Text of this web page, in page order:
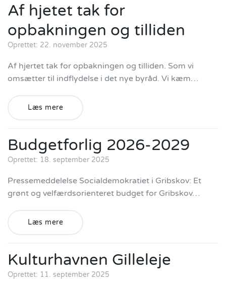
Af hjetet tak for
opbakningen og tilliden
Oprettet: 22. november 2025
Af hjertet tak for opbakningen og tilliden. Som vi
omsætter til indflydelse i det nye byråd. Vi kæm…
Læs mere
Budgetforlig 2026-2029
Oprettet: 18. september 2025
Pressemeddelelse Socialdemokratiet i Gribskov: Et
grønt og velfærdsorienteret budget for Gribskov…
Læs mere
Kulturhavnen Gilleleje
Oprettet: 11. september 2025